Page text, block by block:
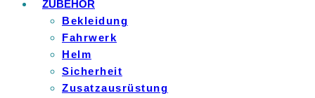
ZUBEHÖR
Bekleidung
Fahrwerk
Helm
Sicherheit
Zusatzausrüstung